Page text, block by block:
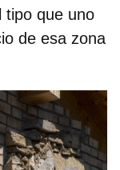
tipo que uno
de esa zona